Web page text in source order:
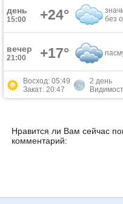
день
15:00 +24°
без
вечер
21:00 +17°
Восход: 05:49
Закат: 20:47
2 день
Нравится ли Вам сейчас
комментарий: